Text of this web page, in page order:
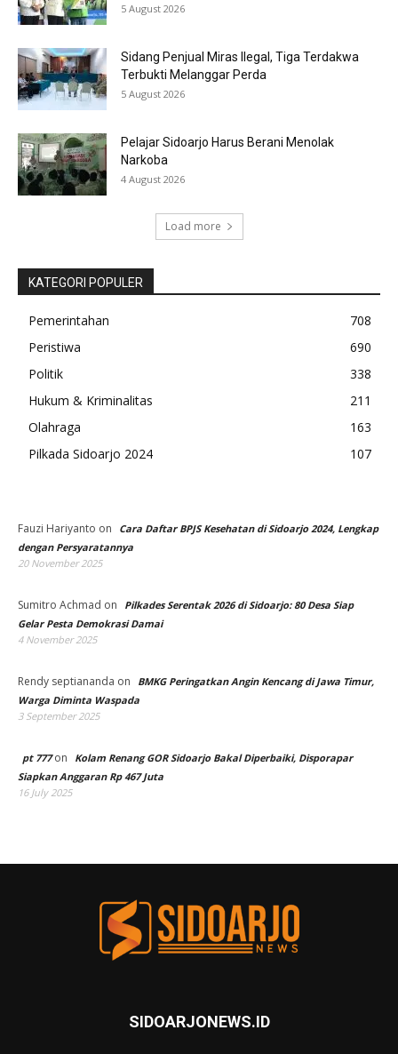
5 August 2026
Sidang Penjual Miras Ilegal, Tiga Terdakwa
Terbukti Melanggar Perda
5 August 2026
Pelajar Sidoarjo Harus Berani Menolak
Narkoba
4 August 2026
Load more
KATEGORI POPULER
Pemerintahan
708
Peristiwa
690
Politik
338
Hukum & Kriminalitas
211
Olahraga
163
Pilkada Sidoarjo 2024
107
Fauzi Hariyanto on
Cara Daftar BPJS Kesehatan di Sidoarjo 2024, Lengkap
dengan Persyaratannya
20 November 2025
Sumitro Achmad on
Pilkades Serentak 2026 di Sidoarjo: 80 Desa Siap
Gelar Pesta Demokrasi Damai
4 November 2025
Rendy septiananda on
BMKG Peringatkan Angin Kencang di Jawa Timur,
Warga Diminta Waspada
3 September 2025
pt 777on
Kolam Renang GOR Sidoarjo Bakal Diperbaiki, Disporapar
Siapkan Anggaran Rp 467 Juta
16 July 2025
SIDOARJONEWS.ID